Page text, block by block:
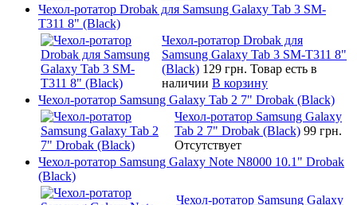
Чехол-ротатор Drobak для Samsung Galaxy Tab 3 SM-
T311 8" (Black)
Чехол-ротатор Drobak для
Samsung Galaxy Tab 3 SM-T311 8"
(Black) 129 грн. Товар есть в
наличии В корзину
Чехол-ротатор Samsung Galaxy Tab 2 7" Drobak (Black)
Чехол-ротатор Samsung Galaxy
Tab 2 7" Drobak (Black) 99 грн.
Отсутствует
Чехол-ротатор Samsung Galaxy Note N8000 10.1" Drobak
(Black)
Чехол-ротатор Samsung Galaxy